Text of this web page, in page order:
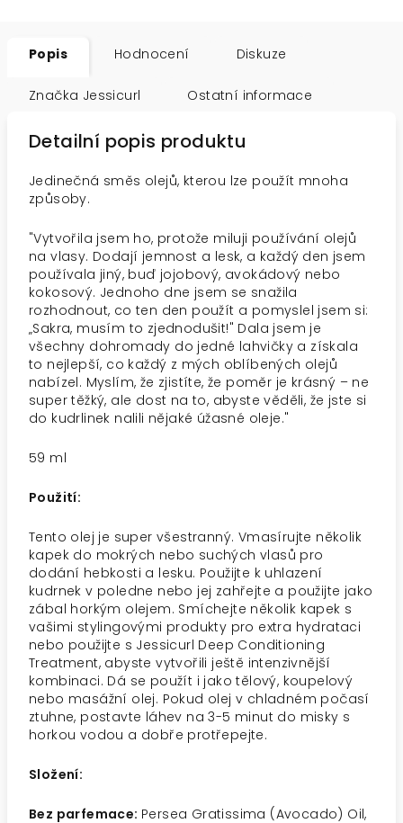
Popis Hodnocení Diskuze
Značka Jessicurl Ostatní informace
Detailní popis produktu
Jedinečná směs olejů, kterou lze použít mnoha
způsoby.
"Vytvořila jsem ho, protože miluji používání olejů
na vlasy. Dodají jemnost a lesk, a každý den jsem
používala jiný, buď jojobový, avokádový nebo
kokosový. Jednoho dne jsem se snažila
rozhodnout, co ten den použít a pomyslel jsem si:
„Sakra, musím to zjednodušit!" Dala jsem je
všechny dohromady do jedné lahvičky a získala
to nejlepší, co každý z mých oblíbených olejů
nabízel. Myslím, že zjistíte, že poměr je krásný – ne
super těžký, ale dost na to, abyste věděli, že jste si
do kudrlinek nalili nějaké úžasné oleje."
59 ml
Použití:
Tento olej je super všestranný. Vmasírujte několik
kapek do mokrých nebo suchých vlasů pro
dodání hebkosti a lesku. Použijte k uhlazení
kudrnek v poledne nebo jej zahřejte a použijte jako
zábal horkým olejem. Smíchejte několik kapek s
vašimi stylingovými produkty pro extra hydrataci
nebo použijte s Jessicurl Deep Conditioning
Treatment, abyste vytvořili ještě intenzivnější
kombinaci. Dá se použít i jako tělový, koupelový
nebo masážní olej. Pokud olej v chladném počasí
ztuhne, postavte láhev na 3-5 minut do misky s
horkou vodou a dobře protřepejte.
Složení:
Bez parfemace: Persea Gratissima (Avocado) Oil,